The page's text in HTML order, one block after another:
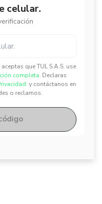
celular.
que TUL S.A.S. use
completa. Declaras
y contáctanos en
o reclamos.
✕
✕